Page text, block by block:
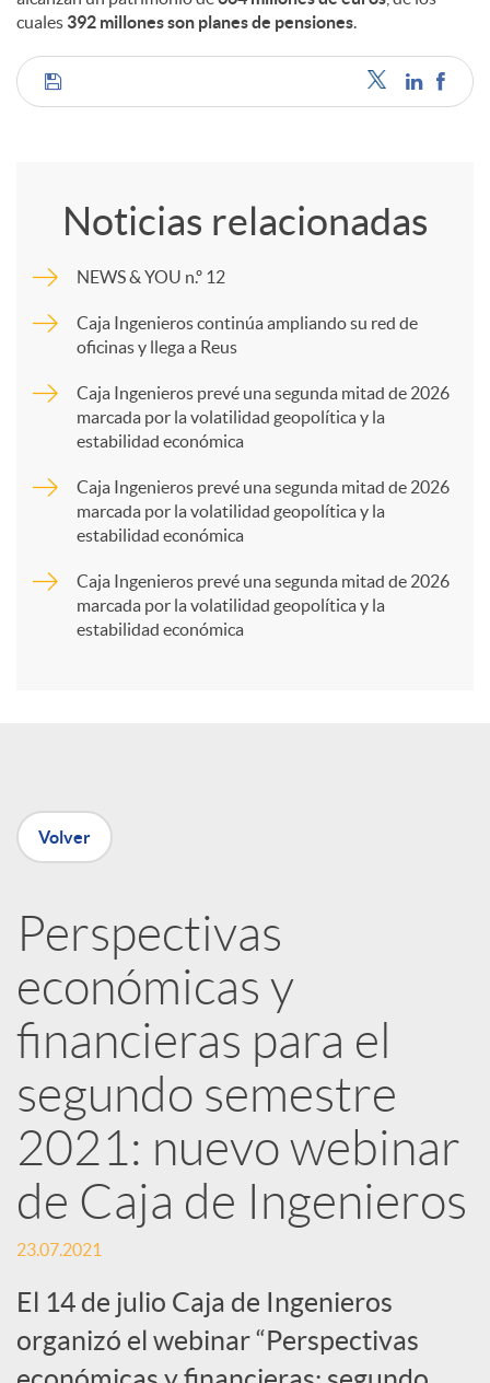
cuales 392 millones son planes de pensiones.
C
m
p
a
n
e
d
e
s
S
o
Noticias relacionadas
NEWS & YOU n.º 12
Caja Ingenieros continúa ampliando su red de
oficinas y llega a Reus
Caja Ingenieros prevé una segunda mitad de 2026
marcada por la volatilidad geopolítica y la
estabilidad económica
Caja Ingenieros prevé una segunda mitad de 2026
marcada por la volatilidad geopolítica y la
estabilidad económica
Caja Ingenieros prevé una segunda mitad de 2026
marcada por la volatilidad geopolítica y la
estabilidad económica
Volver
Perspectivas
económicas y
financieras para el
segundo semestre
2021: nuevo webinar
de Caja de Ingenieros
23.07.2021
El 14 de julio Caja de Ingenieros
organizó el webinar “Perspectivas